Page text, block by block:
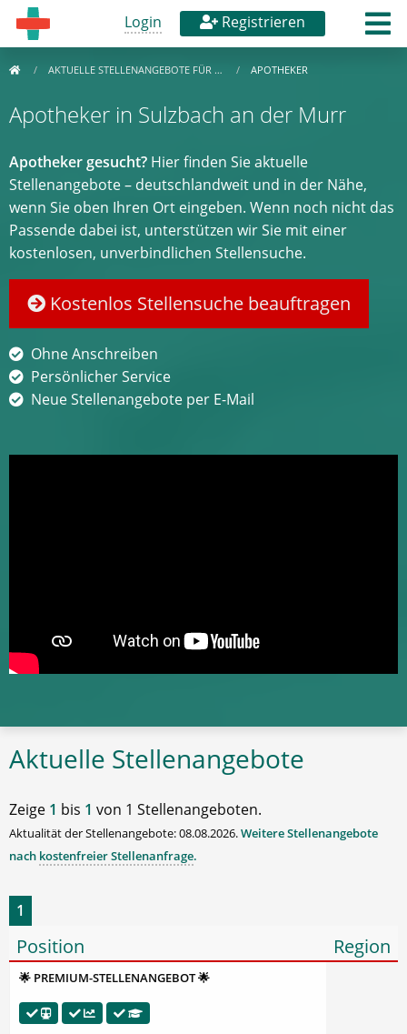
Login Registrieren
AKTUELLE STELLENANGEBOTE FÜR … APOTHEKER
Apotheker in Sulzbach an der Murr
Apotheker gesucht? Hier finden Sie aktuelle
Stellenangebote – deutschlandweit und in der Nähe,
wenn Sie oben Ihren Ort eingeben. Wenn noch nicht das
Passende dabei ist, unterstützen wir Sie mit einer
kostenlosen, unverbindlichen Stellensuche.
Kostenlos Stellensuche beauftragen
Ohne Anschreiben
Persönlicher Service
Neue Stellenangebote per E-Mail
Aktuelle Stellenangebote
Zeige 1 bis 1 von 1 Stellenangeboten.
Aktualität der Stellenangebote: 08.08.2026.Weitere Stellenangebote
nach kostenfreier Stellenanfrage.
1
Position Region
🌟 PREMIUM-STELLENANGEBOT 🌟